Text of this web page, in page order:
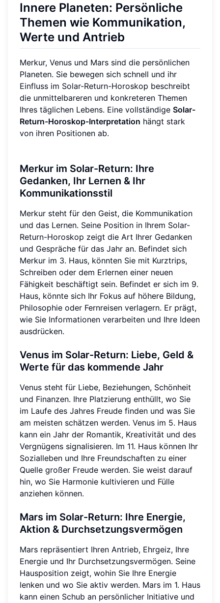
Innere Planeten: Persönliche
Themen wie Kommunikation,
Werte und Antrieb
Merkur, Venus und Mars sind die persönlichen
Planeten. Sie bewegen sich schnell und ihr
Einfluss im Solar-Return-Horoskop beschreibt
die unmittelbareren und konkreteren Themen
Ihres täglichen Lebens. Eine vollständige Solar-
Return-Horoskop-Interpretation hängt stark
von ihren Positionen ab.
Merkur im Solar-Return: Ihre
Gedanken, Ihr Lernen & Ihr
Kommunikationsstil
Merkur steht für den Geist, die Kommunikation
und das Lernen. Seine Position in Ihrem Solar-
Return-Horoskop zeigt die Art Ihrer Gedanken
und Gespräche für das Jahr an. Befindet sich
Merkur im 3. Haus, könnten Sie mit Kurztrips,
Schreiben oder dem Erlernen einer neuen
Fähigkeit beschäftigt sein. Befindet er sich im 9.
Haus, könnte sich Ihr Fokus auf höhere Bildung,
Philosophie oder Fernreisen verlagern. Er prägt,
wie Sie Informationen verarbeiten und Ihre Ideen
ausdrücken.
Venus im Solar-Return: Liebe, Geld &
Werte für das kommende Jahr
Venus steht für Liebe, Beziehungen, Schönheit
und Finanzen. Ihre Platzierung enthüllt, wo Sie
im Laufe des Jahres Freude finden und was Sie
am meisten schätzen werden. Venus im 5. Haus
kann ein Jahr der Romantik, Kreativität und des
Vergnügens signalisieren. Im 11. Haus können Ihr
Sozialleben und Ihre Freundschaften zu einer
Quelle großer Freude werden. Sie weist darauf
hin, wo Sie Harmonie kultivieren und Fülle
anziehen können.
Mars im Solar-Return: Ihre Energie,
Aktion & Durchsetzungsvermögen
Mars repräsentiert Ihren Antrieb, Ehrgeiz, Ihre
Energie und Ihr Durchsetzungsvermögen. Seine
Hausposition zeigt, wohin Sie Ihre Energie
lenken und wo Sie aktiv werden. Mars im 1. Haus
kann einen Schub an persönlicher Initiative und